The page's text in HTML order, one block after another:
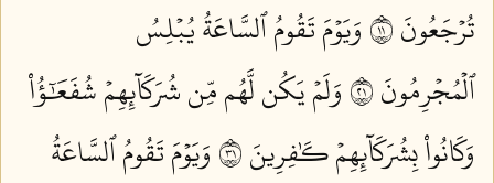
تُرۡجَعُونَ ١١
وَيَوۡمَ تَقُومُ ٱلسَّاعَةُ يُبۡلِسُ
ٱلۡمُجۡرِمُونَ ١٢
وَلَمۡ يَكُن لَّهُم مِّن شُرَكَآئِهِمۡ شُفَعَٰٓؤُاْ
وَكَانُواْ بِشُرَكَآئِهِمۡ كَٰفِرِينَ ١٣
وَيَوۡمَ تَقُومُ ٱلسَّاعَةُ